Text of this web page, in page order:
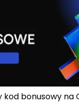
kod bonusowy na